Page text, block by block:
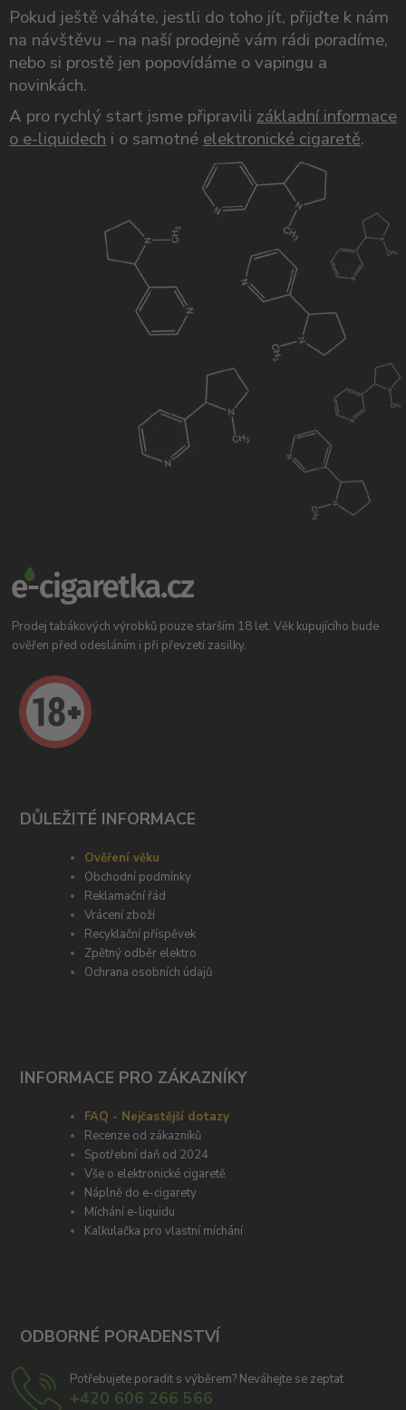
Pokud ještě váháte, jestli do toho jít, přijďte k nám
na návštěvu – na naší prodejně vám rádi poradíme,
nebo si prostě jen popovídáme o vapingu a
novinkách.
A pro rychlý start jsme připravili základní informace
o e-liquidech i o samotné elektronické cigaretě.
Prodej tabákových výrobků pouze starším 18 let. Věk kupujícího bude
ověřen před odesláním i při převzetí zasilky.
DŮLEŽITÉ INFORMACE
Ověření věku
Obchodní podmínky
Reklamační řád
Vrácení zboží
Recyklační příspěvek
Zpětný odběr elektro
Ochrana osobních údajů
INFORMACE PRO ZÁKAZNÍKY
FAQ - Nejčastější dotazy
Recenze od zákazníků
Spotřební daň od 2024
Vše o elektronické cigaretě
Náplně do e-cigarety
Míchání e-liquidu
Kalkulačka pro vlastní míchání
ODBORNÉ PORADENSTVÍ
Potřebujete poradit s výběrem? Neváhejte se zeptat
+420 606 266 566